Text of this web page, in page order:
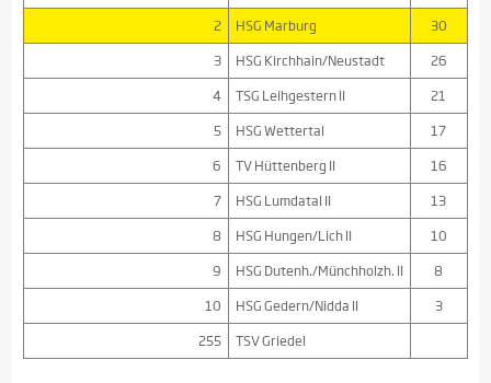
2
HSG Marburg
30
3
HSG Kirchhain/Neustadt
26
4
TSG Leihgestern II
21
5
HSG Wettertal
17
6
TV Hüttenberg II
16
7
HSG Lumdatal II
13
8
HSG Hungen/Lich II
10
9
HSG Dutenh./Münchholzh. II
8
10
HSG Gedern/Nidda II
3
255
TSV Griedel